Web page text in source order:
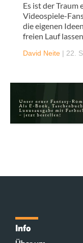
Es ist der Traum
Videospiele-
die eigenen
freien Lauf
David Neite | 22.
Info